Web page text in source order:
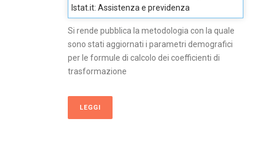
Istat.it: Assistenza e previdenza
Si rende pubblica la metodologia con la quale
sono stati aggiornati i parametri demografici
per le formule di calcolo dei coefficienti di
trasformazione
LEGGI